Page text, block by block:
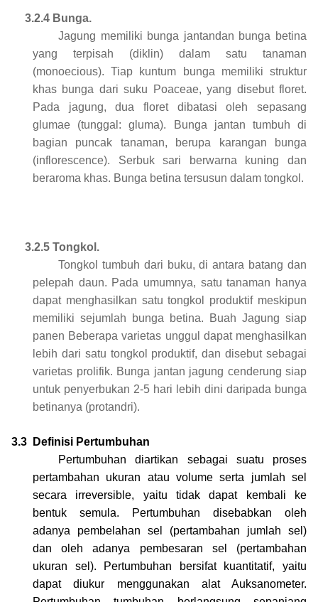
3.2.4 Bunga.
Jagung memiliki bunga jantandan bunga betina
yang terpisah (diklin) dalam satu tanaman
(monoecious). Tiap kuntum bunga memiliki struktur
khas bunga dari suku Poaceae, yang disebut floret.
Pada jagung, dua floret dibatasi oleh sepasang
glumae (tunggal: gluma). Bunga jantan tumbuh di
bagian puncak tanaman, berupa karangan bunga
(inflorescence). Serbuk sari berwarna kuning dan
beraroma khas. Bunga betina tersusun dalam tongkol.
3.2.5 Tongkol.
Tongkol tumbuh dari buku, di antara batang dan
pelepah daun. Pada umumnya, satu tanaman hanya
dapat menghasilkan satu tongkol produktif meskipun
memiliki sejumlah bunga betina. Buah Jagung siap
panen Beberapa varietas unggul dapat menghasilkan
lebih dari satu tongkol produktif, dan disebut sebagai
varietas prolifik. Bunga jantan jagung cenderung siap
untuk penyerbukan 2-5 hari lebih dini daripada bunga
betinanya (protandri).
3.3
Definisi Pertumbuhan
Pertumbuhan diartikan sebagai suatu proses
pertambahan ukuran atau volume serta jumlah sel
secara irreversible, yaitu tidak dapat kembali ke
bentuk semula. Pertumbuhan disebabkan oleh
adanya pembelahan sel (pertambahan jumlah sel)
dan oleh adanya pembesaran sel (pertambahan
ukuran sel). Pertumbuhan bersifat kuantitatif, yaitu
dapat diukur menggunakan alat Auksanometer.